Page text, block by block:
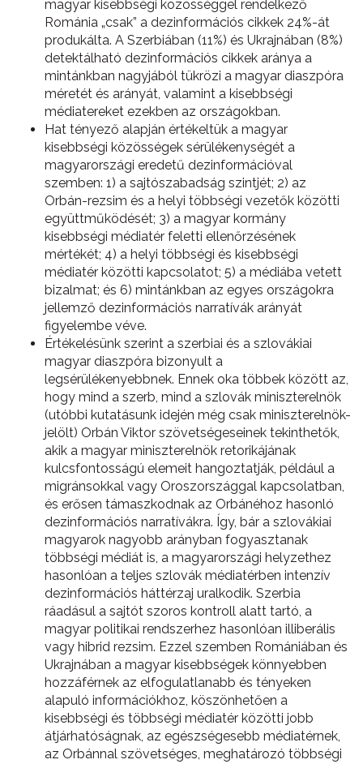
magyar kisebbségi közösséggel rendelkező
Románia „csak” a dezinformációs cikkek 24%-át
produkálta. A Szerbiában (11%) és Ukrajnában (8%)
detektálható dezinformációs cikkek aránya a
mintánkban nagyjából tükrözi a magyar diaszpóra
méretét és arányát, valamint a kisebbségi
médiatereket ezekben az országokban.
Hat tényező alapján értékeltük a magyar
kisebbségi közösségek sérülékenységét a
magyarországi eredetű dezinformációval
szemben: 1) a sajtószabadság szintjét; 2) az
Orbán-rezsim és a helyi többségi vezetők közötti
együttműködését; 3) a magyar kormány
kisebbségi médiatér feletti ellenőrzésének
mértékét; 4) a helyi többségi és kisebbségi
médiatér közötti kapcsolatot; 5) a médiába vetett
bizalmat; és 6) mintánkban az egyes országokra
jellemző dezinformációs narratívák arányát
figyelembe véve.
Értékelésünk szerint a szerbiai és a szlovákiai
magyar diaszpóra bizonyult a
legsérülékenyebbnek. Ennek oka többek között az,
hogy mind a szerb, mind a szlovák miniszterelnök
(utóbbi kutatásunk idején még csak miniszterelnök-
jelölt) Orbán Viktor szövetségeseinek tekinthetők,
akik a magyar miniszterelnök retorikájának
kulcsfontosságú elemeit hangoztatják, például a
migránsokkal vagy Oroszországgal kapcsolatban,
és erősen támaszkodnak az Orbánéhoz hasonló
dezinformációs narratívákra. Így, bár a szlovákiai
magyarok nagyobb arányban fogyasztanak
többségi médiát is, a magyarországi helyzethez
hasonlóan a teljes szlovák médiatérben intenzív
dezinformációs háttérzaj uralkodik. Szerbia
ráadásul a sajtót szoros kontroll alatt tartó, a
magyar politikai rendszerhez hasonlóan illiberális
vagy hibrid rezsim. Ezzel szemben Romániában és
Ukrajnában a magyar kisebbségek könnyebben
hozzáférnek az elfogulatlanabb és tényeken
alapuló információkhoz, köszönhetően a
kisebbségi és többségi médiatér közötti jobb
átjárhatóságnak, az egészségesebb médiatérnek,
az Orbánnal szövetséges, meghatározó többségi